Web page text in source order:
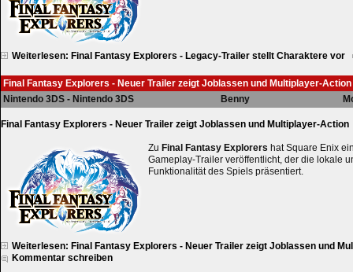
Weiterlesen: Final Fantasy Explorers - Legacy-Trailer stellt Charaktere vor
Final Fantasy Explorers - Neuer Trailer zeigt Joblassen und Multiplayer-Action
Nintendo 3DS - Nintendo 3DS
Benny
Final Fantasy Explorers - Neuer Trailer zeigt Joblassen und Multiplayer-Action
Zu Final Fantasy Explorers hat Square Enix
Gameplay-Trailer veröffentlicht, der die lokale
Funktionalität des Spiels präsentiert.
Weiterlesen: Final Fantasy Explorers - Neuer Trailer zeigt Joblassen und
Kommentar schreiben